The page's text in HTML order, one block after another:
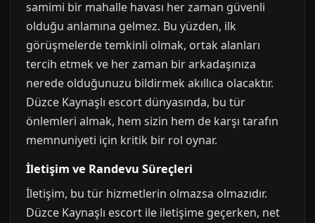
samimi bir mahalle havası her zaman güvenli
olduğu anlamına gelmez. Bu yüzden, ilk
görüşmelerde temkinli olmak, ortak alanları
tercih etmek ve her zaman bir arkadaşınıza
nerede olduğunuzu bildirmek akıllıca olacaktır.
Düzce Kaynaşlı escort dünyasında, bu tür
önlemleri almak, hem sizin hem de karşı tarafın
memnuniyeti için kritik bir rol oynar.
İletişim ve Randevu Süreçleri
İletişim, bu tür hizmetlerin olmazsa olmazıdır.
Düzce Kaynaşlı escort ile iletişime geçerken, net